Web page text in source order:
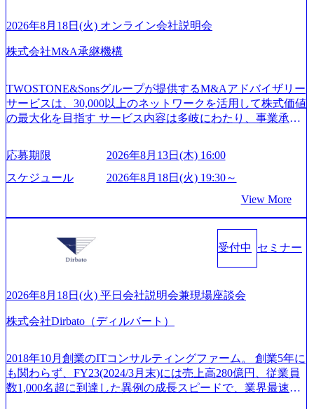
特長 ビジネスへの深い理解を持つコンサルタントが集うXs
pearと、最先端テクノロジーに深い知見を持つシンプレクス
社またはグループ会社との協力体制を築いている Xspear社
sion-production.appspot.com/public/images/20240925204111_caa9
4e4b-6aae-45a6-a0ce-b98154c816a2_1153x543.webp メンバー情
報 (https://www.xspear.co.jp/member/)一部抜粋 - 伊勢山 昇吾氏:
業界で新規事業戦略、成長戦略、PMI推進、業務改革等の幅
広いプロジェクトに従事 - 鈴木健仁氏：新卒でベイカレン
トに入社し最年少ディレクターを経てXspearに参画 - 梶田
案、人事組織テーマに強みを持ち、メディア・エンタメ業
界においてはDX戦略立案、NFT等の新規事業立案を得意と
する。 - 藏満 一馬氏：アクセンチュア出身。金融業界を中
心に、DX戦略策定、新規事業立案、組織変革、規制対応等
の幅広いプロジェクトを主導する。 - 天野 善仁氏：19卒Pw
ページ (https://www.xspear.co.jp/career/interviews/) 戦略だけの
から”のコンサルの在り方 (https://www.businessinsider.jp/articl
を取得 (https://www.agara.co.jp/article/382811) シンプレクスと
Xspear Consultingが、東京都港区の行政手続き100%デジタル
化を支援 (https://www.afpbb.com/articles/-/3520247) 【未経験
cb8-329e-4a45-a8f5-73d9728b2cd7_1200x486.webp https://storag
e.googleapis.com/our-vision-production.appspot.com/public/image
s/20260224131100_d8b3379f-6e64-4566-aea4-924f21977d35_120
0x460.webp https://storage.googleapis.com/our-vision-production.a
810e-138e27965ee8_1200x386.webp グローバル人財育成を目
的とした「語学研修」、効果的なプレゼンのポイントを掴
み実践に強くなるための「プレゼン研修」、自社キャリア
アドバイザーによる自身のキャリア構築をめざす「キャリ
スタイム制度を実施しており、月単位の決められた労働時
間の範囲内で、出社・退社の時刻を社員の自己裁量に委
ね、ワークライフバランスを図りながら効率的に働くこと
ができる 【休日】 土日祝休みの完全週休2日制 2025年度の
休暇は年間24日（4月1日入社の場合）で、入社日に付与さ
れます。 年次有給休暇の残日数は、翌年度に繰り越すこと
ができます。 慶弔休暇は、事由により取得可能日数は異な
ュ休暇は、規程で定める勤続年数ごとに、連続5日のリフレ
ッシュ休暇を取得できます。 【育児や子の看護、介護など
の制度】 育児休暇： 対象：小学校1年修了時の3月31日まで
日2時間15分まで、始業・終業時刻の繰り上げ・繰り下げが
可能 子の看護休暇： 子1人につき5日まで取得でき、1時間
単位で取得することも可能 家族看護休暇： 5日まで取得で
2026年8月18日(火) オンライン会社説明会
株式会社M&A承継機構
TWOSTONE&Sonsグループが提供するM&Aアドバイザリー
サービスは、30,000以上のネットワークを活用して株式価値
の最大化を目指す サービス内容は多岐にわたり、事業承継
リーなどが含まれており、幅広いニーズに対応 譲渡企業に
対しては完全成功報酬制を採用し、M&A以外の選択肢も尊
重する姿勢を持ち、将来の株価成長を取り込むスキームの
&A業界のリーディングカンパニーであり、領域にこだわら
ず幅広い案件に携わりながら自己成長とキャリアの挑戦が
可能 M&Aセンター出身者3名がメインメンバーであり、経
験豊富なアドバイザーと共に働くことで、M&Aや財務アド
バイザリーなどの専門知識を獲得し、キャリアを発展させ
となり、平均3000万～4000万の年収となる 内訳としては個
成活躍させるためのナレッジシェアおよび丁寧なOJTを欠か
19:30～ 所要時間 : 約1時間 2026年8月13日(木) 16:00 ＼応募
意思不問・業界未経験歓迎！／ M&A承継機構のビジョンや
業務内容、実際の働き方について詳しくお伝えするオンラ
イン説明会を開催いたします。 M&A業界に興味があり、ま
応募期限
2026年8月13日(木) 16:00
スケジュール
2026年8月18日(火) 19:30～
View More
受付中 セミナー
2026年8月18日(火) 平日会社説明会兼現場座談会
株式会社Dirbato（ディルバート）
2018年10月創業のITコンサルティングファーム。 創業5年に
も関わらず、FY23(2024/3月末)には売上高280億円、従業員
数1,000名超に到達した異例の成長スピードで、業界最速と